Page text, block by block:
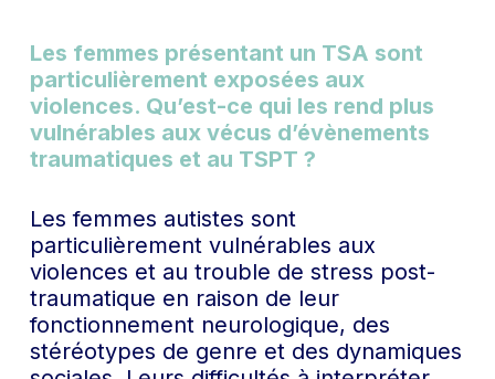
Les femmes présentant un TSA sont
particulièrement exposées aux
violences. Qu’est-ce qui les rend plus
vulnérables aux vécus d’évènements
traumatiques et au TSPT ?
Les femmes autistes sont
particulièrement vulnérables aux
violences et au trouble de stress post-
traumatique en raison de leur
fonctionnement neurologique, des
stéréotypes de genre et des dynamiques